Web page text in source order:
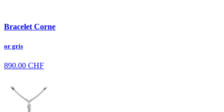
Bracelet Corne
or gris
890.00 CHF